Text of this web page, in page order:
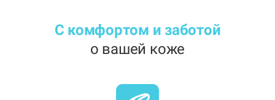
С комфортом и заботой
о вашей коже